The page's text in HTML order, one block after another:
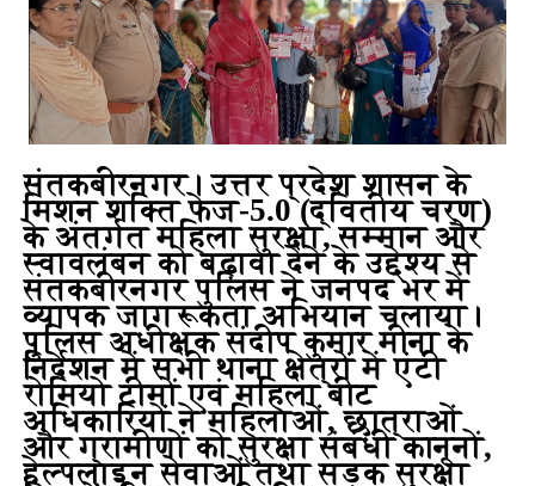
संतकबीरनगर। उत्तर प्रदेश शासन के
मिशन शक्ति फेज-5.0 (द्वितीय चरण)
के अंतर्गत महिला सुरक्षा, सम्मान और
स्वावलंबन को बढ़ावा देने के उद्देश्य से
संतकबीरनगर पुलिस ने जनपद भर में
व्यापक जागरूकता अभियान चलाया।
पुलिस अधीक्षकसंदीप कुमार मीनाके
निर्देशन में सभी थाना क्षेत्रों में एंटी
रोमियो टीमों एवं महिला बीट
अधिकारियों ने महिलाओं, छात्राओं
और ग्रामीणों को सुरक्षा संबंधी कानूनों,
हेल्पलाइन सेवाओं तथा सड़क सुरक्षा